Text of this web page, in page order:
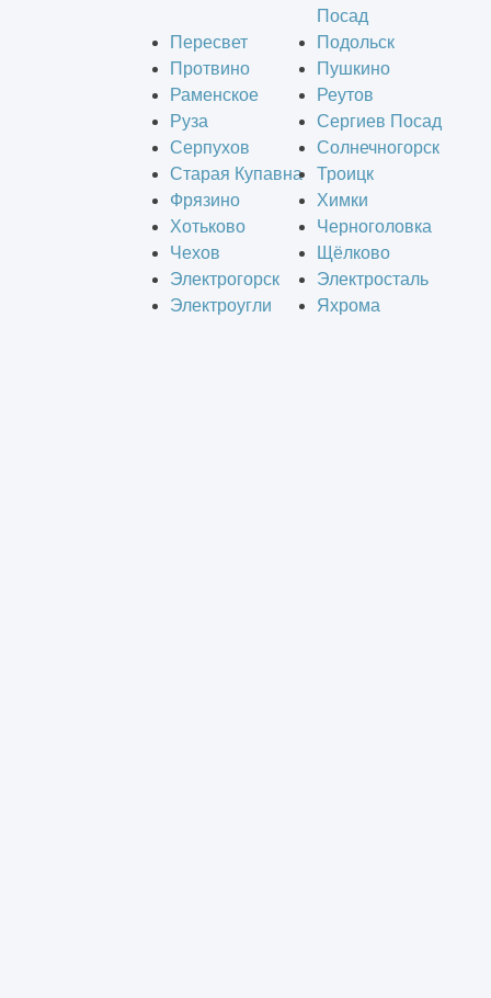
Посад
Пересвет
Подольск
Протвино
Пушкино
Раменское
Реутов
Руза
Сергиев Посад
Серпухов
Солнечногорск
Старая Купавна
Троицк
Фрязино
Химки
Хотьково
Черноголовка
Чехов
Щёлково
Электрогорск
Электросталь
Электроугли
Яхрома